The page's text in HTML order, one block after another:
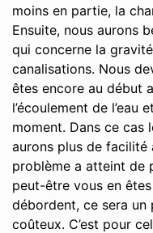
moins en partie, la
Ensuite, nous aurons
qui concerne la
canalisations. Nous
êtes encore au début
l’écoulement de
moment. Dans ce cas
aurons plus de facilité
problème a atteint de
peut-être vous en
débordent, ce sera
coûteux. C’est pour